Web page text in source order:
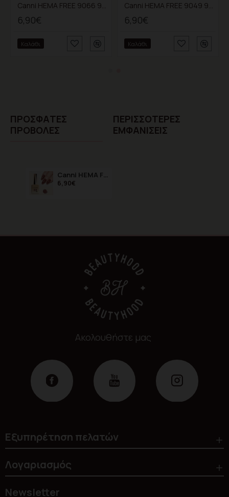
Canni HEMA FREE 9066 9ml
6,90€
Καλάθι
Canni HEMA FREE 9049 9ml
6,90€
Καλάθι
ΠΡΌΣΦΑTΕΣ
ΠΡΟΒΟΛΈΣ
ΠΕΡΙΣΣΌΤΕΡΕΣ
ΕΜΦΑΝΊΣΕΙΣ
Canni HEMA FREE 9072 9ml
6,90€
Ακολουθήστε μας
Εξυπηρέτηση πελατών
Λογαριασμός
Newsletter